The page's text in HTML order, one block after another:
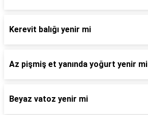
Kerevit balığı yenir mi
Az pişmiş et yanında yoğurt yenir mi
Beyaz vatoz yenir mi